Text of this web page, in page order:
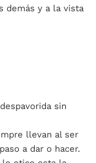
demás y a la vista
sin
llevan al ser
a dar o hacer.